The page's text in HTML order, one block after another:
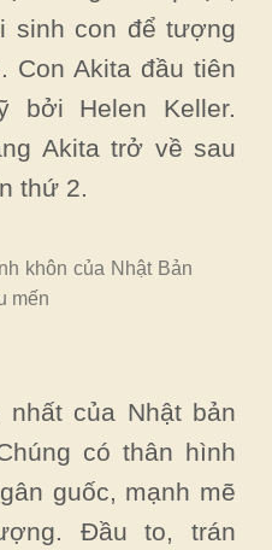
sinh con để tượng
Con Akita đầu tiên
bởi Helen Keller.
Akita trở về sau
thứ 2.
khôn của Nhật Bản
mến
của Nhật bản
có thân hình
guốc, mạnh mẽ
Đầu to, trán